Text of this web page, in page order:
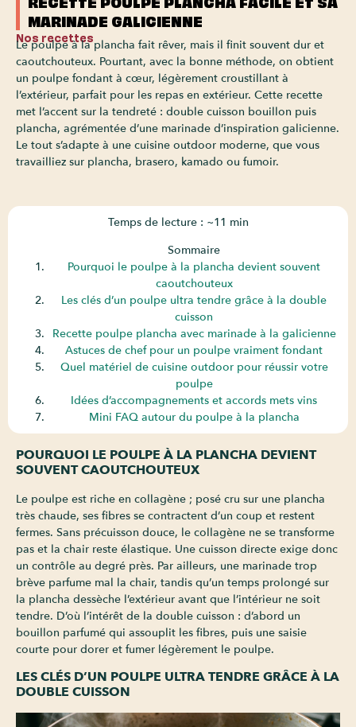
MARINADE GALICIENNE
Nos recettes
Le poulpe à la plancha fait rêver, mais il finit souvent dur et
caoutchouteux. Pourtant, avec la bonne méthode, on obtient
un poulpe fondant à cœur, légèrement croustillant à
l’extérieur, parfait pour les repas en extérieur. Cette recette
met l’accent sur la tendreté : double cuisson bouillon puis
plancha, agrémentée d’une marinade d’inspiration galicienne.
Le tout s’adapte à une cuisine outdoor moderne, que vous
travailliez sur plancha, brasero, kamado ou fumoir.
Temps de lecture : ~11 min
Sommaire
Pourquoi le poulpe à la plancha devient souvent
caoutchouteux
Les clés d’un poulpe ultra tendre grâce à la double
cuisson
Recette poulpe plancha avec marinade à la galicienne
Astuces de chef pour un poulpe vraiment fondant
Quel matériel de cuisine outdoor pour réussir votre
poulpe
Idées d’accompagnements et accords mets vins
Mini FAQ autour du poulpe à la plancha
POURQUOI LE POULPE À LA PLANCHA DEVIENT
SOUVENT CAOUTCHOUTEUX
Le poulpe est riche en collagène ; posé cru sur une plancha
très chaude, ses fibres se contractent d’un coup et restent
fermes. Sans précuisson douce, le collagène ne se transforme
pas et la chair reste élastique. Une cuisson directe exige donc
un contrôle au degré près. Par ailleurs, une marinade trop
brève parfume mal la chair, tandis qu’un temps prolongé sur
la plancha dessèche l’extérieur avant que l’intérieur ne soit
tendre. D’où l’intérêt de la double cuisson : d’abord un
bouillon parfumé qui assouplit les fibres, puis une saisie
courte pour dorer et fumer légèrement le poulpe.
LES CLÉS D’UN POULPE ULTRA TENDRE GRÂCE À LA
DOUBLE CUISSON